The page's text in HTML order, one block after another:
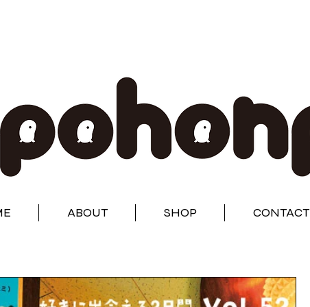
ABOUT SHOP CONTACT